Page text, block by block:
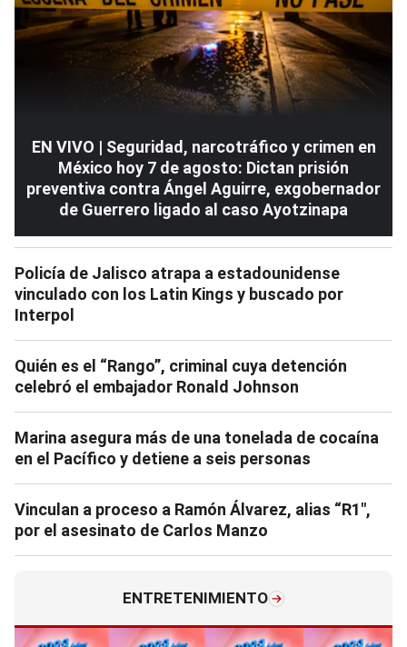
EN VIVO | Seguridad, narcotráfico y crimen en
México hoy 7 de agosto: Dictan prisión
preventiva contra Ángel Aguirre, exgobernador
de Guerrero ligado al caso Ayotzinapa
Policía de Jalisco atrapa a estadounidense
vinculado con los Latin Kings y buscado por
Interpol
Quién es el “Rango”, criminal cuya detención
celebró el embajador Ronald Johnson
Marina asegura más de una tonelada de cocaína
en el Pacífico y detiene a seis personas
Vinculan a proceso a Ramón Álvarez, alias “R1″,
por el asesinato de Carlos Manzo
ENTRETENIMIENTO